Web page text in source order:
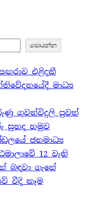
සොයන්න
එළිදකී
මාධ්‍ය
ගුවන්විදුලි පුවත්
සුහද හමුව
ජනමාධ්‍ය
12 වැනි
බඳවා ගැනේ
වීදි කෑම